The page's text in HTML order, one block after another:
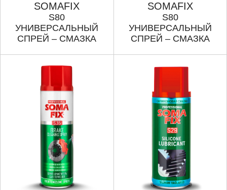
SOMAFIX
S80
УНИВЕРСАЛЬНЫЙ
СПРЕЙ – СМАЗКА
SOMAFIX
S80
УНИВЕРСАЛЬНЫЙ
СПРЕЙ – СМАЗКА